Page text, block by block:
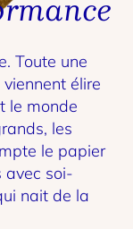
Toute une
viennent élire
le monde
les
le papier
avec soi-
nait de la